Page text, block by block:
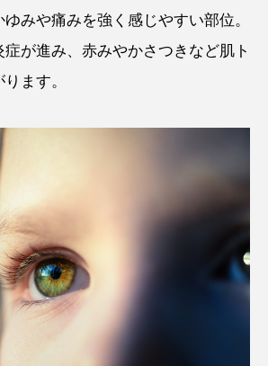
みや痛みを強く感じやすい部位。
が進み、赤みやかさつきなど肌ト
ます。